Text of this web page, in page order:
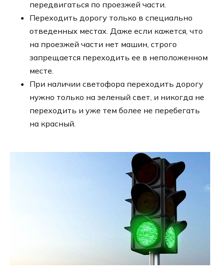
передвигаться по проезжей части.
Переходить дорогу только в специально
отведенных местах. Даже если кажется, что
на проезжей части нет машин, строго
запрещается переходить ее в неположенном
месте.
При наличии светофора переходить дорогу
нужно только на зеленый свет, и никогда не
переходить и уже тем более не перебегать
на красный.